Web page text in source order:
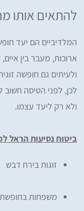
להתאים אותו
המלדיביים הם יעד
ארוכות, מעבר בין איים,
ולעיתים גם חופשה
לכן, לפני הטיסה
ולא רק ליעד עצמו.
ביטוח נסיעות הראל
זוגות בירח דבש
משפחות